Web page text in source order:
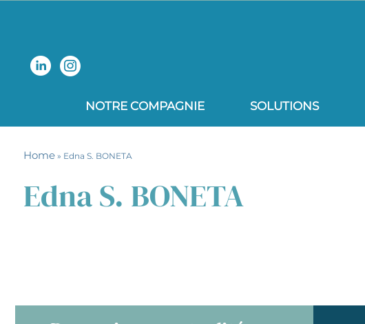
NOTRE COMPAGNIE SOLUTIONS
Home » Edna S. BONETA
Edna S. BONETA